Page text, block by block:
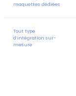
maquettes dédiées
Tout type
d’intégration sur-
mesure